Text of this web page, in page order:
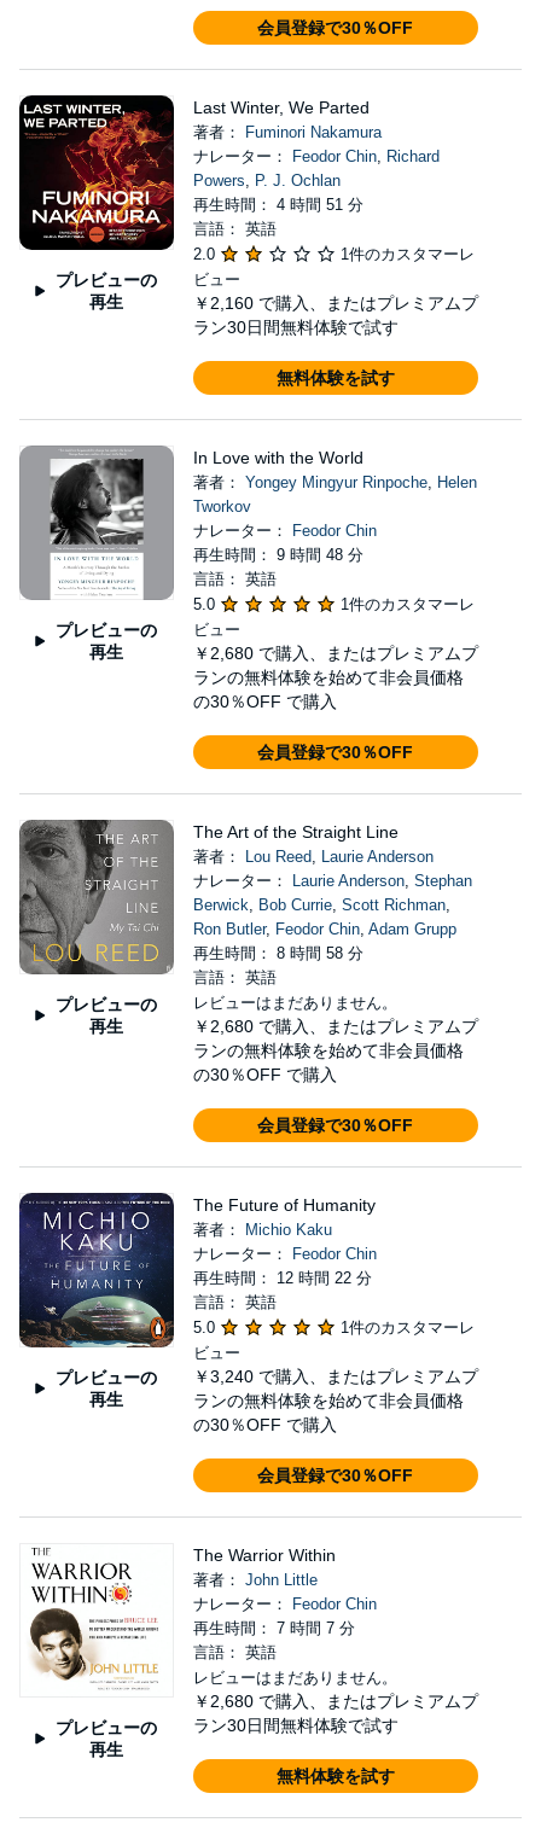
会員登録で30％OFF
プレビューの
再生
Last Winter, We Parted
著者：
Fuminori Nakamura
ナレーター：
Feodor Chin, Richard
Powers, P. J. Ochlan
再生時間： 4 時間 51 分
言語： 英語
2.0
1件のカスタマーレ
ビュー
￥2,160 で購入、またはプレミアムプ
ラン30日間無料体験で試す
無料体験を試す
プレビューの
再生
In Love with the World
著者： Yongey Mingyur Rinpoche, Helen
Tworkov
ナレーター：
Feodor Chin
再生時間： 9 時間 48 分
言語： 英語
5.0
1件のカスタマーレ
ビュー
￥2,680 で購入、またはプレミアムプ
ランの無料体験を始めて非会員価格
の30％OFF で購入
会員登録で30％OFF
プレビューの
再生
The Art of the Straight Line
著者： Lou Reed, Laurie Anderson
ナレーター：
Laurie Anderson, Stephan
Berwick, Bob Currie, Scott Richman,
Ron Butler, Feodor Chin, Adam Grupp
再生時間： 8 時間 58 分
言語： 英語
レビューはまだありません。
￥2,680 で購入、またはプレミアムプ
ランの無料体験を始めて非会員価格
の30％OFF で購入
会員登録で30％OFF
プレビューの
再生
The Future of Humanity
著者：
Michio Kaku
ナレーター：
Feodor Chin
再生時間： 12 時間 22 分
言語： 英語
5.0
1件のカスタマーレ
ビュー
￥3,240 で購入、またはプレミアムプ
ランの無料体験を始めて非会員価格
の30％OFF で購入
会員登録で30％OFF
プレビューの
再生
The Warrior Within
著者： John Little
ナレーター：
Feodor Chin
再生時間： 7 時間 7 分
言語： 英語
レビューはまだありません。
￥2,680 で購入、またはプレミアムプ
ラン30日間無料体験で試す
無料体験を試す